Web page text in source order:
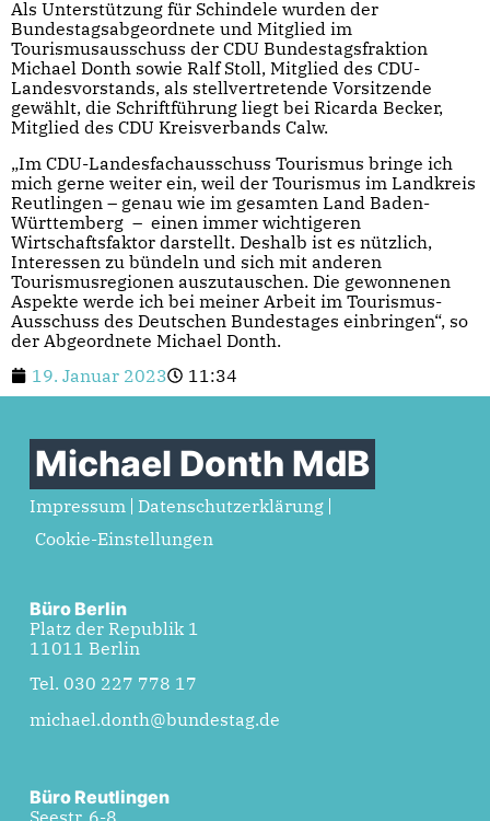
Als Unterstützung für Schindele wurden der
Bundestagsabgeordnete und Mitglied im
Tourismusausschuss der CDU Bundestagsfraktion
Michael Donth sowie Ralf Stoll, Mitglied des CDU-
Landesvorstands, als stellvertretende Vorsitzende
gewählt, die Schriftführung liegt bei Ricarda Becker,
Mitglied des CDU Kreisverbands Calw.
„Im CDU-Landesfachausschuss Tourismus bringe ich
mich gerne weiter ein, weil der Tourismus im Landkreis
Reutlingen – genau wie im gesamten Land Baden-
Württemberg – einen immer wichtigeren
Wirtschaftsfaktor darstellt. Deshalb ist es nützlich,
Interessen zu bündeln und sich mit anderen
Tourismusregionen auszutauschen. Die gewonnenen
Aspekte werde ich bei meiner Arbeit im Tourismus-
Ausschuss des Deutschen Bundestages einbringen“, so
der Abgeordnete Michael Donth.
19. Januar 2023
11:34
Michael Donth MdB
Impressum
Datenschutzerklärung
Cookie-Einstellungen
Büro Berlin
Platz der Republik 1
11011 Berlin
Tel. 030 227 778 17
michael.donth@bundestag.de
Büro Reutlingen